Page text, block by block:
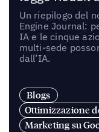
Un riepilogo del
Engine Journal:
IA e le cinque
multi-sede
dall’IA.
Blogs
Ottimizzazione
Marketing su